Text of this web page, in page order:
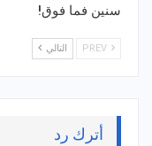
سنين فما فوق!
التالي
أترك رد